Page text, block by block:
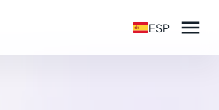
ESP 